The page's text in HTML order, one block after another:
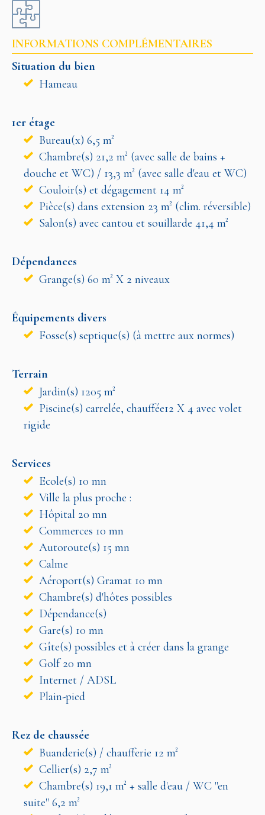
INFORMATIONS COMPLÉMENTAIRES
Situation du bien
Hameau
1er étage
Bureau(x) 6,5 m²
Chambre(s) 21,2 m² (avec salle de bains +
douche et WC) / 13,3 m² (avec salle d'eau et WC)
Couloir(s) et dégagement 14 m²
Pièce(s) dans extension 23 m² (clim. réversible)
Salon(s) avec cantou et souillarde 41,4 m²
Dépendances
Grange(s) 60 m² X 2 niveaux
Équipements divers
Fosse(s) septique(s) (à mettre aux normes)
Terrain
Jardin(s) 1205 m²
Piscine(s) carrelée, chauffée12 X 4 avec volet
rigide
Services
Ecole(s) 10 mn
Ville la plus proche :
Hôpital 20 mn
Commerces 10 mn
Autoroute(s) 15 mn
Calme
Aéroport(s) Gramat 10 mn
Chambre(s) d'hôtes possibles
Dépendance(s)
Gare(s) 10 mn
Gîte(s) possibles et à créer dans la grange
Golf 20 mn
Internet / ADSL
Plain-pied
Rez de chaussée
Buanderie(s) / chaufferie 12 m²
Cellier(s) 2,7 m²
Chambre(s) 19,1 m² + salle d'eau / WC "en
suite" 6,2 m²